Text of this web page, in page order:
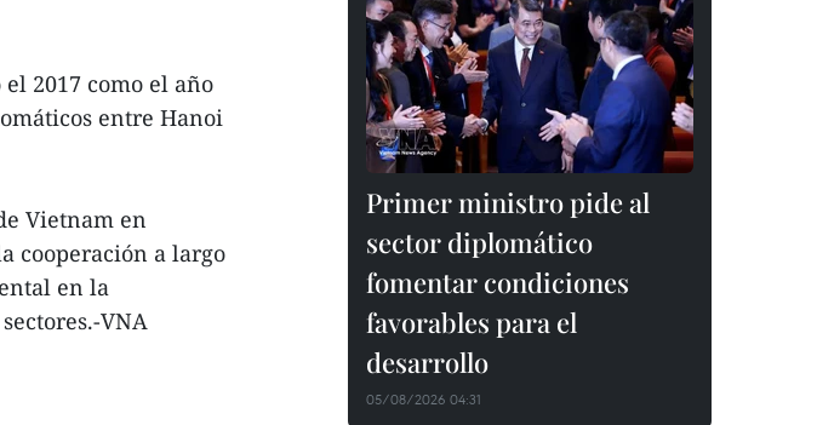
2017 como el año
entre Hanoi
Vietnam en
cooperación a largo
en la
VNA
Primer ministro pide al
sector diplomático
fomentar condiciones
favorables para el
desarrollo
05/08/2026 04:31